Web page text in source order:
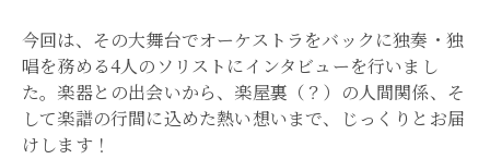
今回は、その大舞台でオーケストラをバックに独奏・独
唱を務める4人のソリストにインタビューを行いまし
た。楽器との出会いから、楽屋裏（？）の人間関係、そ
して楽譜の行間に込めた熱い想いまで、じっくりとお届
けします！